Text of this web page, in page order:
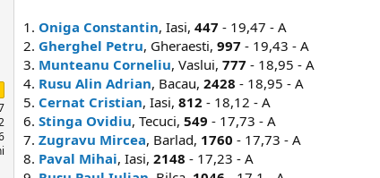
1. Oniga Constantin, Iasi, 447 - 19,47 - A
2. Gherghel Petru, Gheraesti, 997 - 19,43 - A
3. Munteanu Corneliu, Vaslui, 777 - 18,95 - A
4. Rusu Alin Adrian, Bacau, 2428 - 18,95 - A
5. Cernat Cristian, Iasi, 812 - 18,12 - A
6. Stinga Ovidiu, Tecuci, 549 - 17,73 - A
7. Zugravu Mircea, Barlad, 1760 - 17,73 - A
8. Paval Mihai, Iasi, 2148 - 17,23 - A